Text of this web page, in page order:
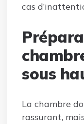
cas
sous
La chambre
rassurant,